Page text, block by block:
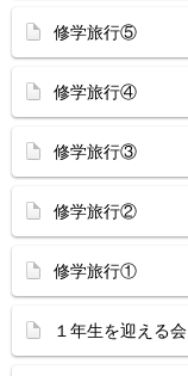
修学旅行⑤
修学旅行④
修学旅行③
修学旅行②
修学旅行①
１年生を迎える会